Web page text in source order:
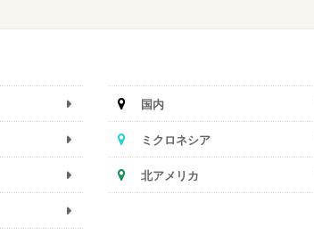
国内
ミクロネシア
北アメリカ